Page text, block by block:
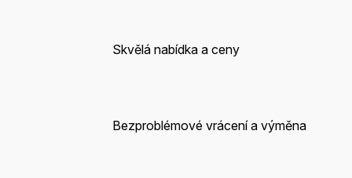
Skvělá nabídka a ceny
Bezproblémové vrácení a výměna